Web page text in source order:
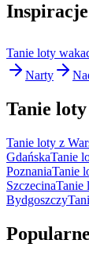
Tanie loty
Narty
Tanie
Tanie loty z
GdańskaTanie
PoznaniaTanie
SzczecinaTanie
Bydgoszczy